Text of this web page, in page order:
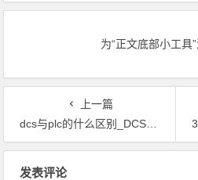
为“正文底部小工具
上一篇
dcs与plc的什么区别_DCS与PLC你怎么选择？
发表评论